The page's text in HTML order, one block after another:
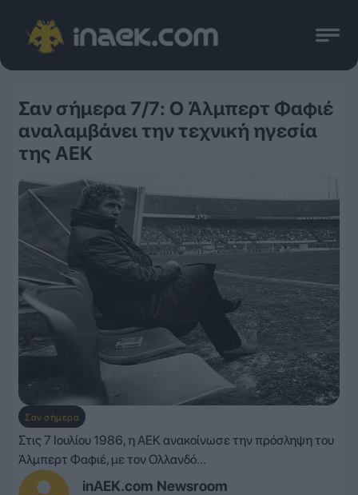
Σαν σήμερα 7/7: Ο Άλμπερτ Φαφιέ
αναλαμβάνει την τεχνική ηγεσία
της ΑΕΚ
Σαν σήμερα
inAEK.com Newsroom
Στις 7 Ιουλίου 1986, η ΑΕΚ ανακοίνωσε την πρόσληψη του
Άλμπερτ Φαφιέ, με τον Ολλανδό...